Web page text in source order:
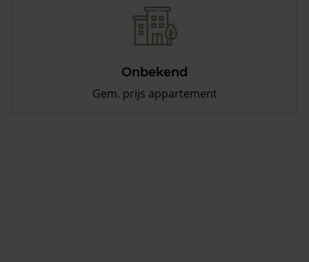
Onbekend
Gem. prijs appartement